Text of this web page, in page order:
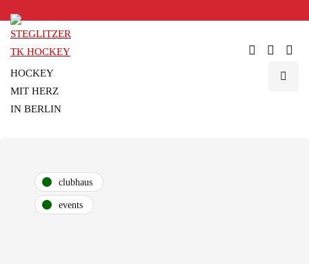
HOCKEY
MIT HERZ
IN BERLIN
clubhaus
events